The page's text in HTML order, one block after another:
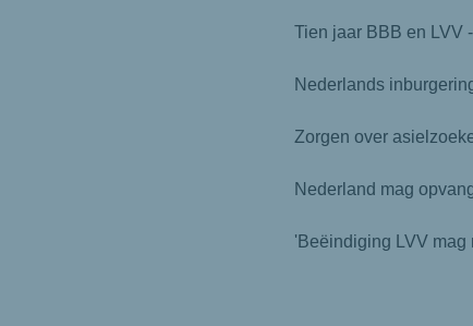
Tien jaar BBB en LVV
Nederlands
Zorgen over
Nederland mag
'Beëindiging LVV